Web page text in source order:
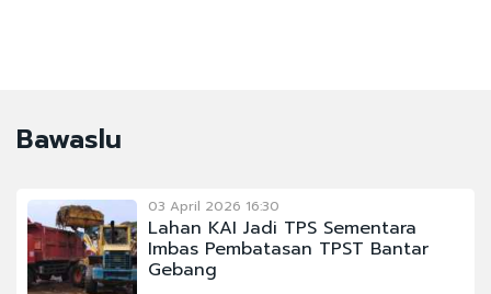
Bawaslu
03 April 2026 16:30
Lahan KAI Jadi TPS Sementara
Imbas Pembatasan TPST Bantar
Gebang